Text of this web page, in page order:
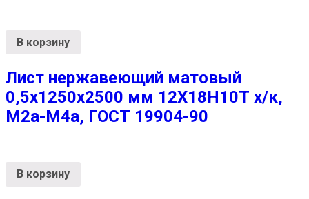
В корзину
Лист нержавеющий матовый
0,5х1250х2500 мм 12Х18Н10Т х/к,
М2а-М4а, ГОСТ 19904-90
В корзину